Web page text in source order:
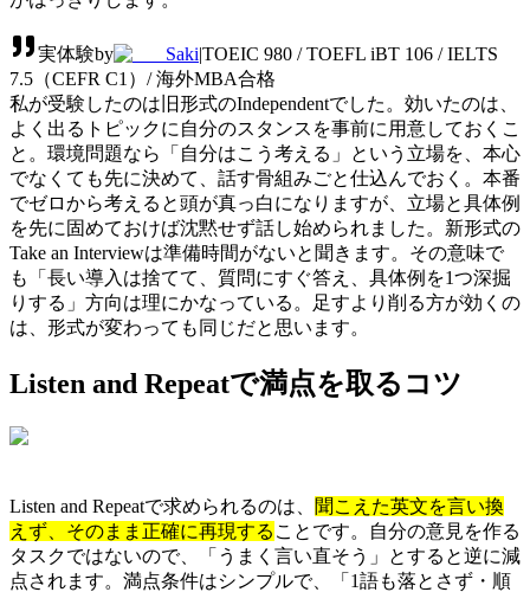
実体験by Saki|TOEIC 980 / TOEFL iBT 106 / IELTS
7.5（CEFR C1）/ 海外MBA合格
私が受験したのは旧形式のIndependentでした。効いたのは、
よく出るトピックに自分のスタンスを事前に用意しておくこ
と。環境問題なら「自分はこう考える」という立場を、本心
でなくても先に決めて、話す骨組みごと仕込んでおく。本番
でゼロから考えると頭が真っ白になりますが、立場と具体例
を先に固めておけば沈黙せず話し始められました。新形式の
Take an Interviewは準備時間がないと聞きます。その意味で
も「長い導入は捨てて、質問にすぐ答え、具体例を1つ深掘
りする」方向は理にかなっている。足すより削る方が効くの
は、形式が変わっても同じだと思います。
Listen and Repeatで満点を取るコツ
Listen and Repeatで求められるのは、 聞こえた英文を言い換
えず、そのまま正確に再現する ことです。自分の意見を作る
タスクではないので、「うまく言い直そう」とすると逆に減
点されます。満点条件はシンプルで、「1語も落とさず・順